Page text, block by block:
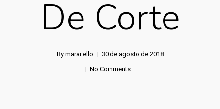
De Corte
By maranello
30 de agosto de 2018
No Comments